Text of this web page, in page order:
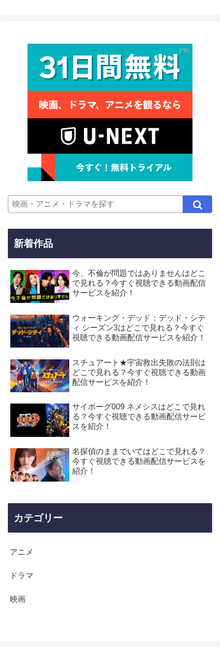
PR
新着作品
今、不倫が問題ではありませんはどこ
で見れる？今すぐ視聴できる動画配信
サービスを紹介！
ウォーキング・デッド：デッド・シテ
ィ シーズン3はどこで見れる？今すぐ
視聴できる動画配信サービスを紹介！
スチュアート★宇宙救出失敗の法則は
どこで見れる？今すぐ視聴できる動画
配信サービスを紹介！
サイボーグ009 ネメシスはどこで見れ
る？今すぐ視聴できる動画配信サービ
スを紹介！
名探偵のままでいてはどこで見れる？
今すぐ視聴できる動画配信サービスを
紹介！
カテゴリー
アニメ
ドラマ
映画